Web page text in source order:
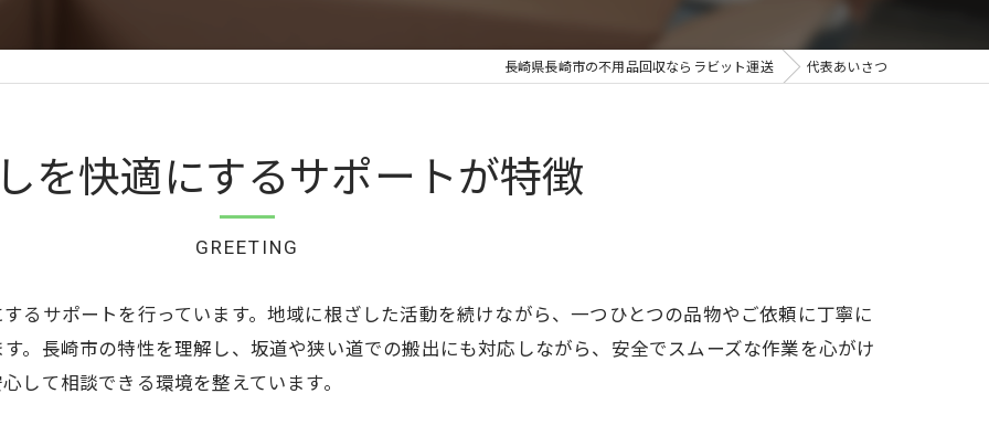
長崎県長崎市の不用品回収ならラビット運送 代表あいさつ
を快適にするサポートが特徴
GREETING
るサポートを行っています。地域に根ざした活動を続けながら、一つひとつの品物やご依頼に丁寧に
。長崎市の特性を理解し、坂道や狭い道での搬出にも対応しながら、安全でスムーズな作業を心がけ
して相談できる環境を整えています。